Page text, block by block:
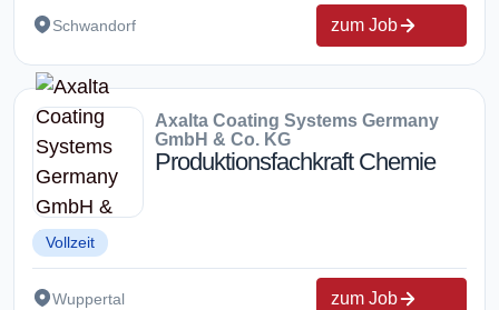
Schwandorf zum Job
Axalta Coating Systems Germany
GmbH & Co. KG
Produktionsfachkraft Chemie
Vollzeit
Wuppertal zum Job